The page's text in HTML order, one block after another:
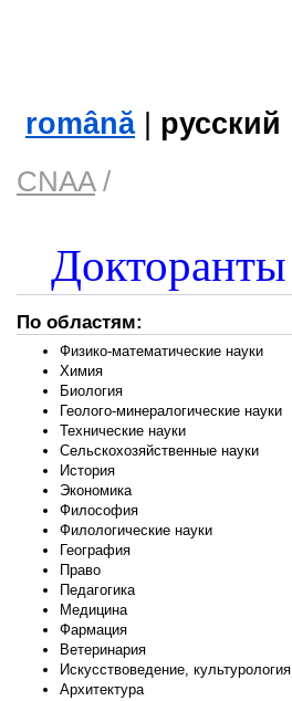
română| русский
CNAA/
Докторанты
По областям:
Физико-математические науки
Химия
Биология
Геолого-минералогические науки
Технические науки
Сельскохозяйственные науки
История
Экономика
Философия
Филологические науки
География
Право
Педагогика
Медицина
Фармация
Ветеринария
Искусствоведение, культурология
Архитектура